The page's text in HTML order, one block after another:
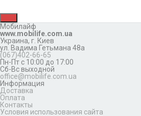
Мобилайф
www.mobilife.com.ua
Украина, г. Киев
ул. Вадима Гетьмана 48а
(067)402-66-65
Пн-Пт с 10:00 до 17:00
Сб-Вс выходной
office@mobilife.com.ua
Информация
Доставка
Оплата
Контакты
Условия использования сайта